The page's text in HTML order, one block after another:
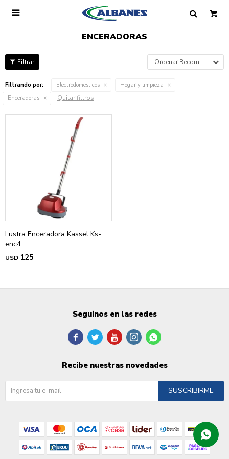

ENCERADORAS
Recomendados
Filtrando por: Electrodomesticos
Hogar y limpieza
Enceradoras
Quitar filtros
Lustra Enceradora Kassel Ks-
enc4
USD 125
Seguinos en las redes
    
Recibe nuestras novedades
SUSCRIBIRME